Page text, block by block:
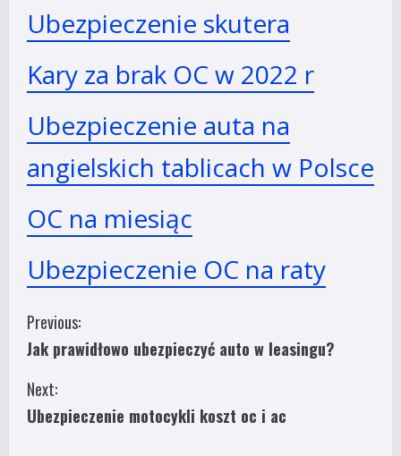
Ubezpieczenie skutera
Kary za brak OC w 2022 r
Ubezpieczenie auta na
angielskich tablicach w Polsce
OC na miesiąc
Ubezpieczenie OC na raty
C
o
n
Previous:
Jak prawidłowo ubezpieczyć auto w leasingu?
Next:
Ubezpieczenie motocykli koszt oc i ac